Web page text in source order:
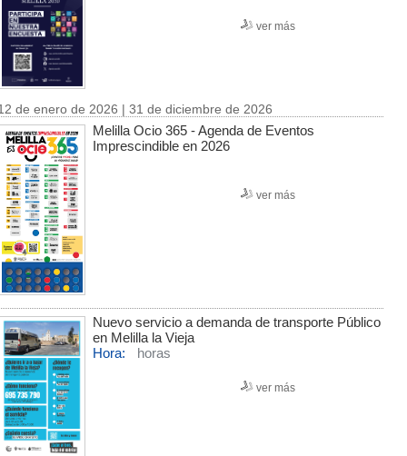
ver más
de enero de 2026 | 31 de diciembre de 2026
Melilla Ocio 365 - Agenda de Eventos
Imprescindible en 2026
ver más
Nuevo servicio a demanda de transporte Público
en Melilla la Vieja
Hora:
horas
ver más